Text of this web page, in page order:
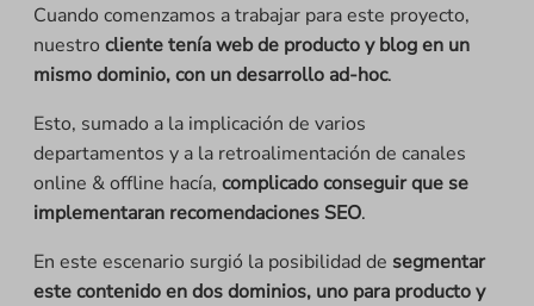
Cuando comenzamos a trabajar para este proyecto,
nuestro cliente tenía web de producto y blog en un
mismo dominio, con un desarrollo ad-hoc.
Esto, sumado a la implicación de varios
departamentos y a la retroalimentación de canales
online & offline hacía, complicado conseguir que se
implementaran recomendaciones SEO.
En este escenario surgió la posibilidad de segmentar
este contenido en dos dominios, uno para producto y